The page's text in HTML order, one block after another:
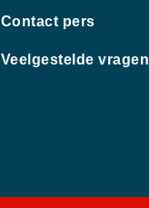
Contact pers
Veelgestelde vragen